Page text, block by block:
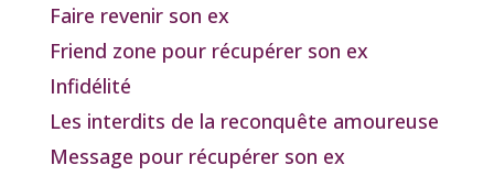
Faire revenir son ex
Friend zone pour récupérer son ex
Infidélité
Les interdits de la reconquête amoureuse
Message pour récupérer son ex